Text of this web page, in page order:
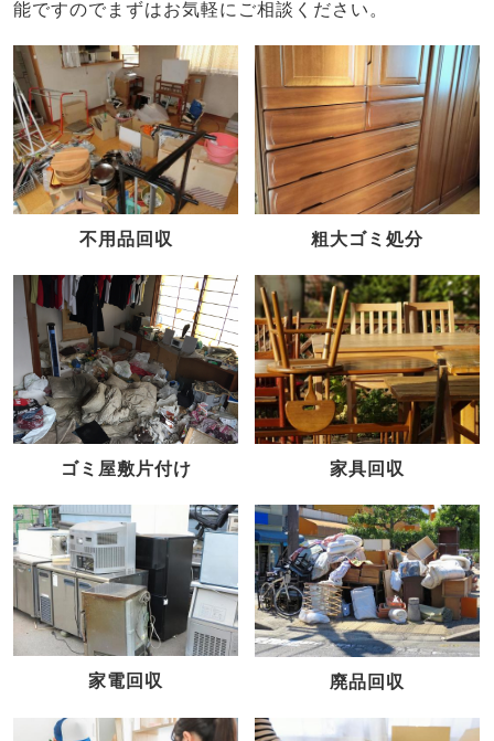
能ですのでまずはお気軽にご相談ください。
不用品回収 粗大ゴミ処分
ゴミ屋敷片付け 家具回収
家電回収 廃品回収